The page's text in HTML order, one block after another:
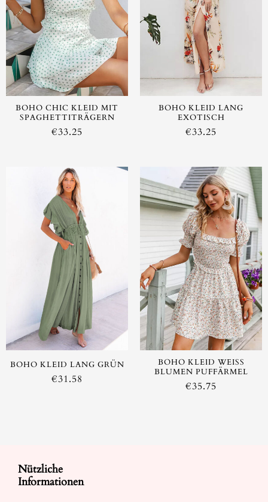
AUSVERKAUFT
BOHO CHIC KLEID MIT
SPAGHETTITRÄGERN
€33.25
BOHO KLEID LANG
EXOTISCH
€33.25
BOHO KLEID LANG GRÜN
€31.58
AUSVERKAUFT
BOHO KLEID WEISS B
LUMEN PUFFÄRMEL
€35.75
Nützliche
Informationen